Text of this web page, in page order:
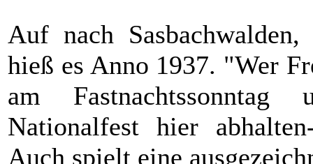
Auf nach
hieß es Anno 1937. "Wer
am
Nationalfest hier
Auch spielt eine